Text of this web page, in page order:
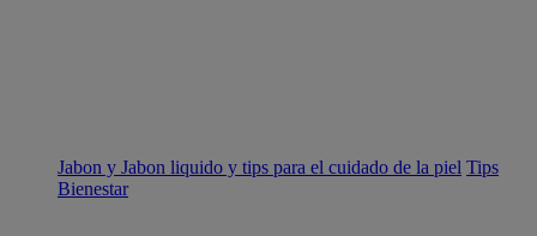
Jabon y Jabon liquido y tips para el cuidado de la piel Tips
Bienestar